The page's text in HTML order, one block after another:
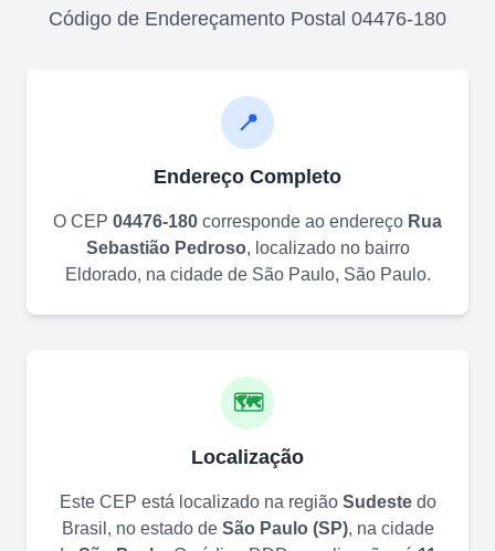
Código de Endereçamento Postal 04476-180
📍
Endereço Completo
O CEP 04476-180 corresponde ao endereço Rua
Sebastião Pedroso, localizado no bairro
Eldorado, na cidade de São Paulo, São Paulo.
🗺️
Localização
Este CEP está localizado na região Sudestedo
Brasil, no estado de São Paulo(SP), na cidade